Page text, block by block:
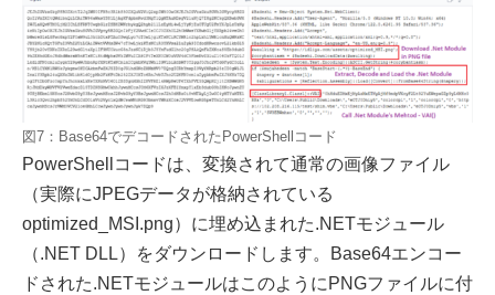
図7：Base64でデコードされたPowerShellコード
PowerShellコードは、変換されて通常の画像ファイル
（実際にJPEGデータが格納されている
optimized_MSI.png）に埋め込まれた.NETモジュール
（.NET DLL）をダウンロードします。Base64エンコー
ドされた.NETモジュールはこのようにPNGファイルに付